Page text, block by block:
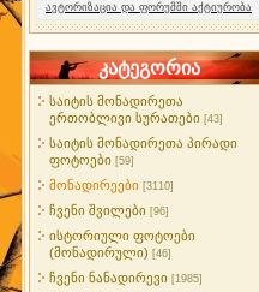
ავტორიზაცია და ფორუმში აქტიურობა
კატეგორია
საიტის მონადირეთა
ერთობლივი სურათები [43]
საიტის მონადირეთა პირადი
ფოტოები [59]
მონადირეები [3110]
ჩვენი შვილები [96]
ისტორიული ფოტოები
(მონადირული) [46]
ჩვენი ნანადირევი [1985]